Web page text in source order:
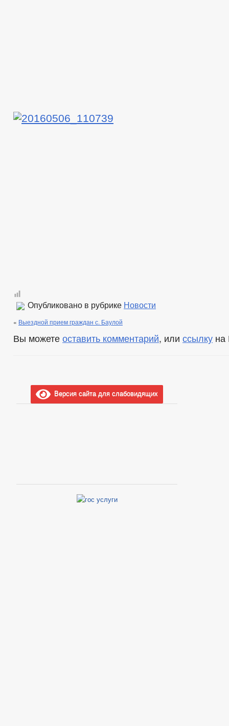
Опубликовано в рубрике Новости
« Выездной прием граждан с. Баулой
Вы можете оставить комментарий, или ссылку на
Версия сайта для слабовидящих